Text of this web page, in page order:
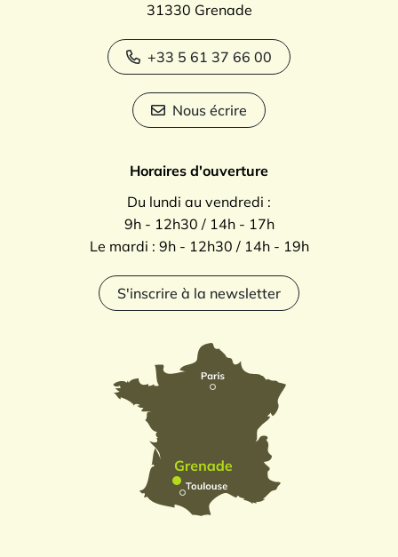
31330 Grenade
+33 5 61 37 66 00
Nous écrire
Horaires d'ouverture
Du lundi au vendredi :
9h - 12h30 / 14h - 17h
Le mardi : 9h - 12h30 / 14h - 19h
S'inscrire à la newsletter